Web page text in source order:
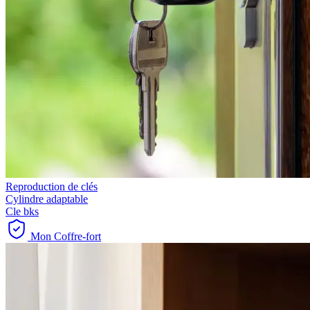
Reproduction de clés
Cylindre adaptable
Cle bks
Mon Coffre-fort